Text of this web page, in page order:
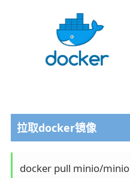
拉取docker镜像
docker pull minio/minio